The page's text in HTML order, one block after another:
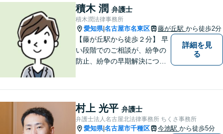
分かりやすい説明を心がけま
す。お気軽にご相談くださ
い！
積木 潤 弁護士
積木潤法律事務所
愛知県|名古屋市名東区 藤が丘駅 から徒歩2分
【藤が丘駅から徒歩２分】 早
い段階でのご相談が、紛争の
防止、紛争の早期解決につな
詳細を見
る
村上 光平 弁護士
弁護士法人名古屋北法律事務所 ちくさ事務所
愛知県|名古屋市千種区 今池駅 から徒歩5分